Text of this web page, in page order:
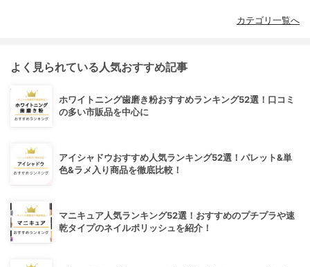
カテゴリ一覧へ
よく見られている人気おすすめ記事
ホワイトニング歯磨き粉おすすめランキング52選！口コミ
の多い市販品を中心に
アイシャドウおすすめ人気ランキング52選！パレット&単
色&ラメ入り商品を徹底比較！
マニキュア人気ランキング52選！おすすめのプチプラや速
乾タイプのネイルポリッシュを紹介！